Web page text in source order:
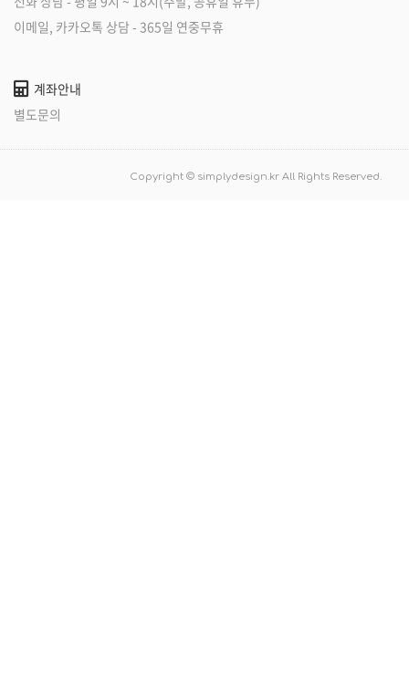
이메일, 카카오톡 상담 - 365일 연중무휴
계좌안내
별도문의
Copyright © simplydesign.kr All Rights Reserved.